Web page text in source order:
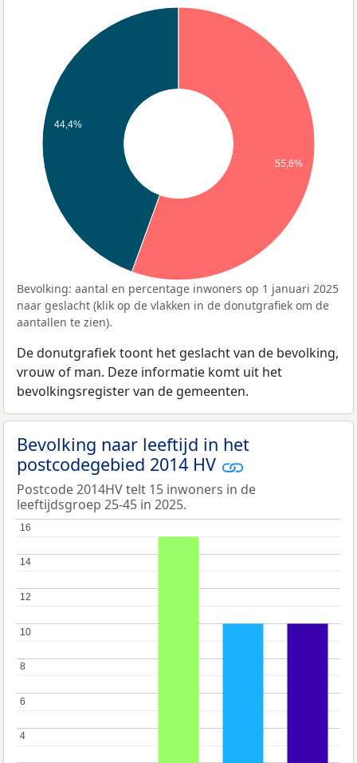
44,4%
55,6%
Bevolking: aantal en percentage inwoners op 1 januari 2025
naar geslacht (klik op de vlakken in de donutgrafiek om de
aantallen te zien).
De donutgrafiek toont het geslacht van de bevolking,
vrouw of man. Deze informatie komt uit het
bevolkingsregister van de gemeenten.
Bevolking naar leeftijd in het
postcodegebied 2014 HV
Postcode 2014HV telt 15 inwoners in de
leeftijdsgroep 25-45 in 2025.
4
4
6
6
8
8
10
10
12
12
14
14
16
16